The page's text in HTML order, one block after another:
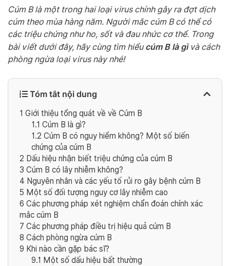
Cúm B là một trong hai loại virus chính gây ra đợt dịch
cúm theo mùa hàng năm. Người mắc cúm B có thể có
các triệu chứng như ho, sốt và đau nhức cơ thể. Trong
bài viết dưới đây, hãy cùng tìm hiểucúm B là gìvà cách
phòng ngừa loại virus này nhé!
Tóm tắt nội dung
1 Giới thiệu tổng quát về về Cúm B
1.1 Cúm B là gì?
1.2 Cúm B có nguy hiểm không? Một số biến
chứng của cúm B
2 Dấu hiệu nhận biết triệu chứng của cúm B
3 Cúm B có lây nhiễm không?
4 Nguyên nhân và các yếu tố rủi ro gây bệnh cúm B
5 Một số đối tượng nguy cơ lây nhiễm cao
6 Các phương pháp xét nghiệm chẩn đoán chính xác
mắc cúm B
7 Các phương pháp điều trị hiệu quả cúm B
8 Cách phòng ngừa cúm B
9 Khi nào cần gặp bác sĩ?
9.1 Một số dấu hiệu bất thường